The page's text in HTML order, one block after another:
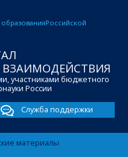
Российской
участниками бюджетного
России
Служба поддержки
материалы